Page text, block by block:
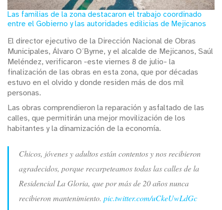
Las familias de la zona destacaron el trabajo coordinado
entre el Gobierno y las autoridades edilicias de Mejicanos
El director ejecutivo de la Dirección Nacional de Obras
Municipales, Álvaro O´Byrne, y el alcalde de Mejicanos, Saúl
Meléndez, verificaron -este viernes 8 de julio- la
finalización de las obras en esta zona, que por décadas
estuvo en el olvido y donde residen más de dos mil
personas.
Las obras comprendieron la reparación y asfaltado de las
calles, que permitirán una mejor movilización de los
habitantes y la dinamización de la economía.
Chicos, jóvenes y adultos están contentos y nos recibieron
agradecidos, porque recarpeteamos todas las calles de la
Residencial La Gloria, que por más de 20 años nunca
recibieron mantenimiento. pic.twitter.com/uCkeUwLdGc